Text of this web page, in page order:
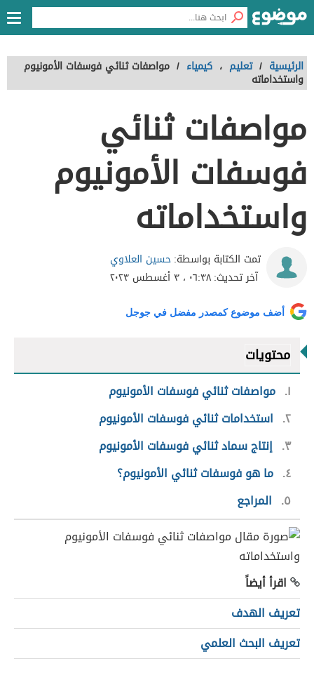
الرئيسية / تعليم ، كيمياء / مواصفات ثنائي فوسفات الأمونيوم
واستخداماته
مواصفات ثنائي
فوسفات الأمونيوم
واستخداماته
تمت الكتابة بواسطة:حسين العلاوي
آخر تحديث:٠٦:٣٨ ، ٣ أغسطس ٢٠٢٣
أضف موضوع كمصدر مفضل في جوجل
محتويات
١ مواصفات ثنائي فوسفات الأمونيوم
٢ استخدامات ثنائي فوسفات الأمونيوم
٣ إنتاج سماد ثنائي فوسفات الأمونيوم
٤ ما هو فوسفات ثنائي الأمونيوم؟
٥
المراجع
اقرأ أيضاً
تعريف الهدف
تعريف البحث العلمي